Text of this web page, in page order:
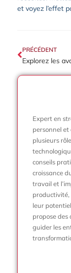
et voyez l’effet
PRÉCÉDENT
Expert en
personnel
plusieurs
conseils
croissance
travail et
productivité,
leur
propose des
guider les